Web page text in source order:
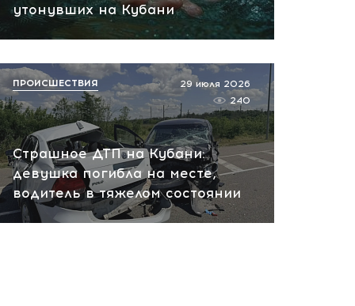
руководит терактами в
России! Сенсационное
сегодня, 10:07
утонувших на Кубани
Страшное ДТП на Кубани:
девушка погибла на месте,
водитель в тяжелом состоянии
29 июля 2026
240
ПРОИСШЕСТВИЯ